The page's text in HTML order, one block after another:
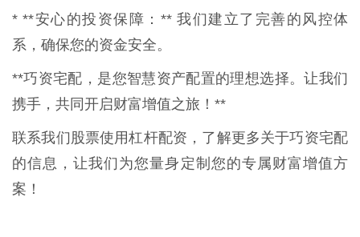
* **安心的投资保障：** 我们建立了完善的风控体
系，确保您的资金安全。
**巧资宅配，是您智慧资产配置的理想选择。让我们
携手，共同开启财富增值之旅！**
联系我们股票使用杠杆配资，了解更多关于巧资宅配
的信息，让我们为您量身定制您的专属财富增值方
案！